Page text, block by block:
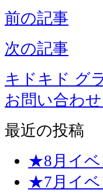
前の記事
次の記事
キドキド グ
お問い合わ
最近の投稿
★8月イ
★7月イ